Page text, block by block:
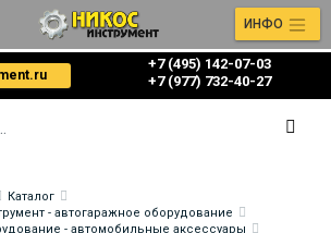
+7 (495) 142-07-03
‎‎+7 (977) 732-40-27
ИНФО
Каталог
- автогаражное оборудование
- автомобильные аксессуары